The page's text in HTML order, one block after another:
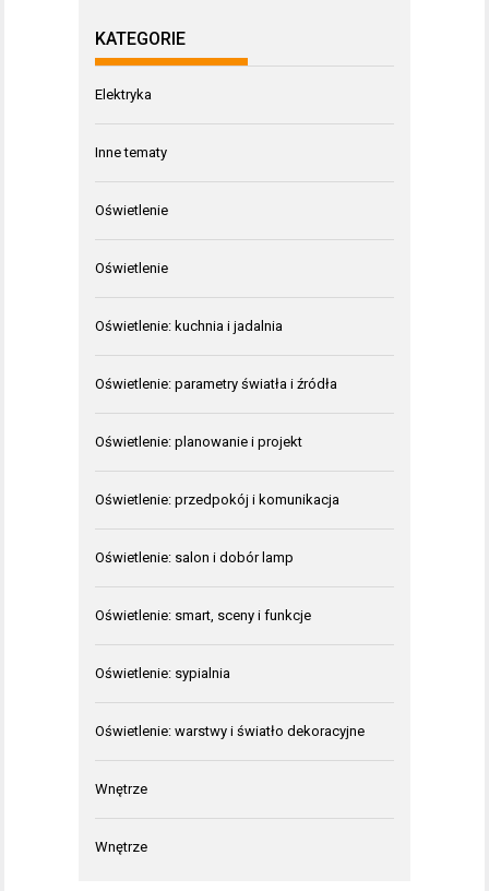
KATEGORIE
Elektryka
Inne tematy
Oświetlenie
Oświetlenie
Oświetlenie: kuchnia i jadalnia
Oświetlenie: parametry światła i źródła
Oświetlenie: planowanie i projekt
Oświetlenie: przedpokój i komunikacja
Oświetlenie: salon i dobór lamp
Oświetlenie: smart, sceny i funkcje
Oświetlenie: sypialnia
Oświetlenie: warstwy i światło dekoracyjne
Wnętrze
Wnętrze